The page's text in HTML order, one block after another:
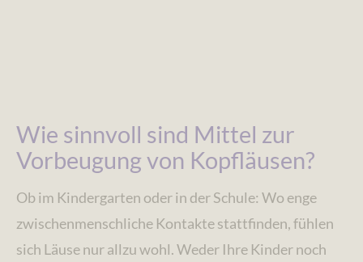
Wie sinnvoll sind Mittel zur
Vorbeugung von Kopfläusen?
Ob im Kindergarten oder in der Schule: Wo enge
zwischenmenschliche Kontakte stattfinden, fühlen
sich Läuse nur allzu wohl. Weder Ihre Kinder noch